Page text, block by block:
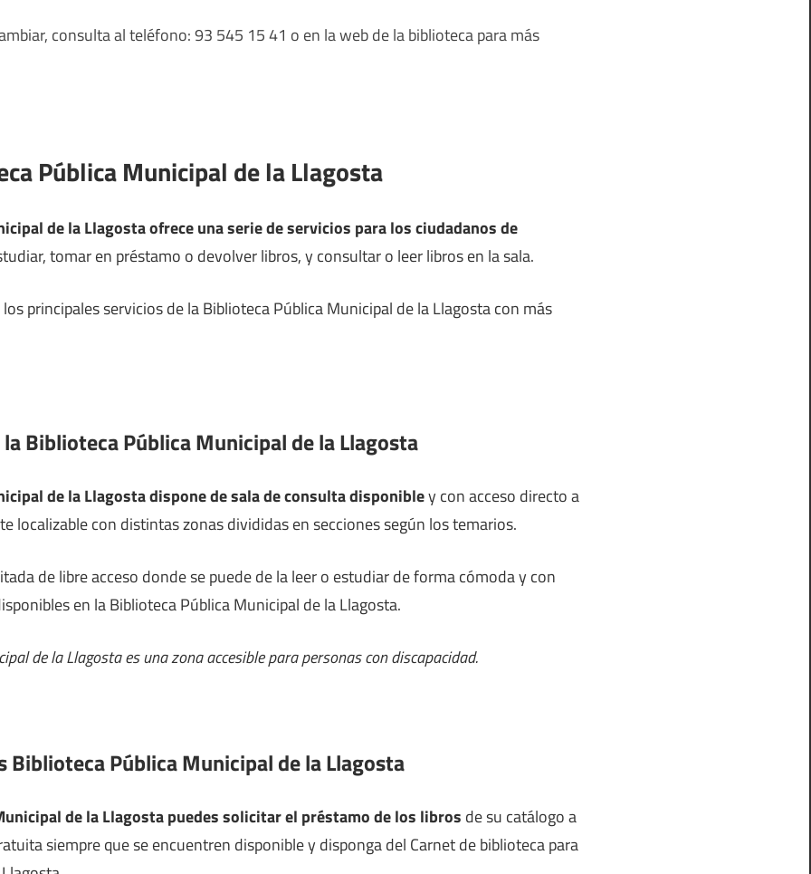
consulta al teléfono: 93 545 15 41 o en la web de la biblioteca para más
Pública Municipal de la Llagosta
de la Llagosta ofrece una serie de servicios para los ciudadanos de
tomar en préstamo o devolver libros, y consultar o leer libros en la sala.
principales servicios de la Biblioteca Pública Municipal de la Llagosta con más
Biblioteca Pública Municipal de la Llagosta
de la Llagosta dispone de sala de consulta disponibley con acceso directo a
localizable con distintas zonas divididas en secciones según los temarios.
de libre acceso donde se puede de la leer o estudiar de forma cómoda y con
en la Biblioteca Pública Municipal de la Llagosta.
de la Llagosta es una zona accesible para personas con discapacidad.
Biblioteca Pública Municipal de la Llagosta
de la Llagosta puedes solicitar el préstamo de los libros de su catálogo a
siempre que se encuentren disponible y disponga del Carnet de biblioteca para